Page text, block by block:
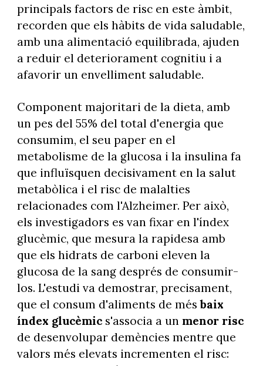
principals factors de risc en este àmbit,
recorden que els hàbits de vida saludable,
amb una alimentació equilibrada, ajuden
a reduir el deteriorament cognitiu i a
afavorir un envelliment saludable.
Component majoritari de la dieta, amb
un pes del 55% del total d'energia que
consumim, el seu paper en el
metabolisme de la glucosa i la insulina fa
que influïsquen decisivament en la salut
metabòlica i el risc de malalties
relacionades com l'Alzheimer. Per això,
els investigadors es van fixar en l'índex
glucèmic, que mesura la rapidesa amb
que els hidrats de carboni eleven la
glucosa de la sang després de consumir-
los. L'estudi va demostrar, precisament,
que el consum d'aliments de mésbaix
índex glucèmics'associa a un menor risc
de desenvolupar demències mentre que
valors més elevats incrementen el risc: